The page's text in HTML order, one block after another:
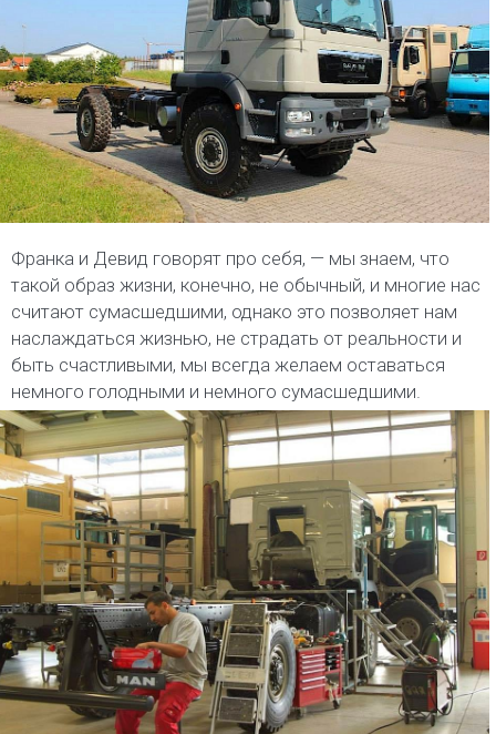
Франка и Девид говорят про себя, — мы знаем, что
такой образ жизни, конечно, не обычный, и многие нас
считают сумасшедшими, однако это позволяет нам
наслаждаться жизнью, не страдать от реальности и
быть счастливыми, мы всегда желаем оставаться
немного голодными и немного сумасшедшими.